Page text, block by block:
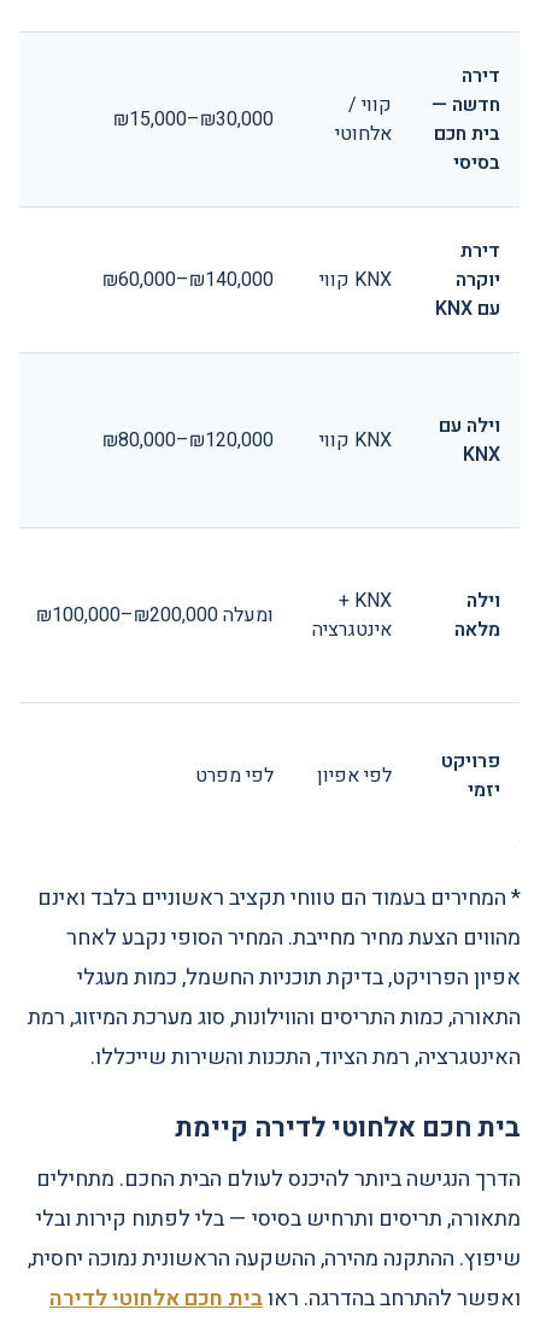
דירה
חדשה —
בית חכם
בסיסי
קווי /
אלחוטי
₪15,000–₪30,000
דירת
יוקרה
עם KNX
KNX קווי ₪60,000–₪140,000
וילה עם
KNX
KNX קווי ₪80,000–₪120,000
וילה
מלאה
KNX +
אינטגרציה
₪100,000–₪200,000 ומעלה
פרויקט
יזמי
לפי אפיון לפי מפרט
* המחירים בעמוד הם טווחי תקציב ראשוניים בלבד ואינם
מהווים הצעת מחיר מחייבת. המחיר הסופי נקבע לאחר
אפיון הפרויקט, בדיקת תוכניות החשמל, כמות מעגלי
התאורה, כמות התריסים והווילונות, סוג מערכת המיזוג, רמת
האינטגרציה, רמת הציוד, התכנות והשירות שייכללו.
בית חכם אלחוטי לדירה קיימת
הדרך הנגישה ביותר להיכנס לעולם הבית החכם. מתחילים
מתאורה, תריסים ותרחיש בסיסי — בלי לפתוח קירות ובלי
שיפוץ. ההתקנה מהירה, ההשקעה הראשונית נמוכה יחסית,
ואפשר להתרחב בהדרגה. ראובית חכם אלחוטי לדירה